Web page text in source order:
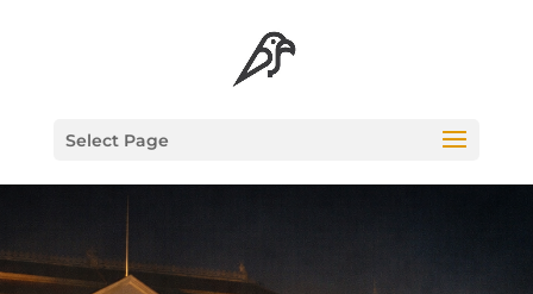
Select Page